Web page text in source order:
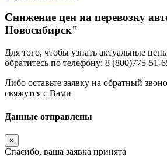
Снижение цен на перевозку
Новосибирск"
Для того, чтобы узнать актуальные
обратитесь по телефону: 8 (800)775-51-
Либо оставьте заявку на обратный
свяжутся с Вами
Данные отправлены
×
Спасибо, ваша заявка принята